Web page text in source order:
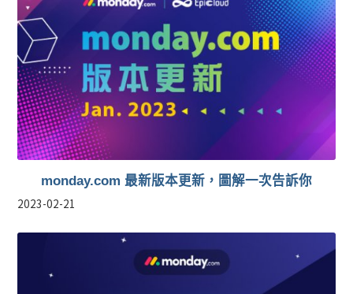
monday.com 最新版本更新，圖解一次告訴你
2023-02-21